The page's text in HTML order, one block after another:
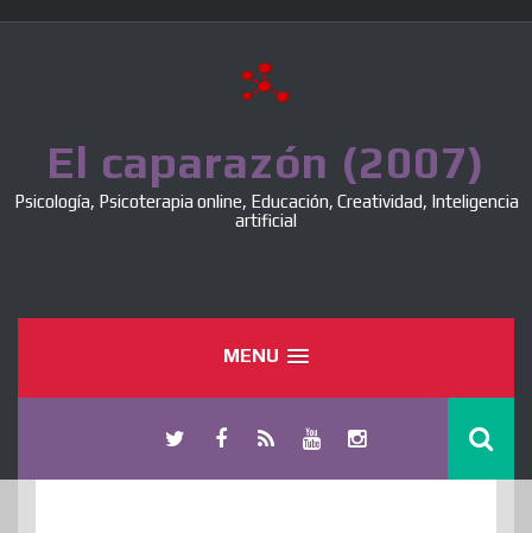
El caparazón (2007)
Psicología, Psicoterapia online, Educación, Creatividad, Inteligencia
artificial
MENU